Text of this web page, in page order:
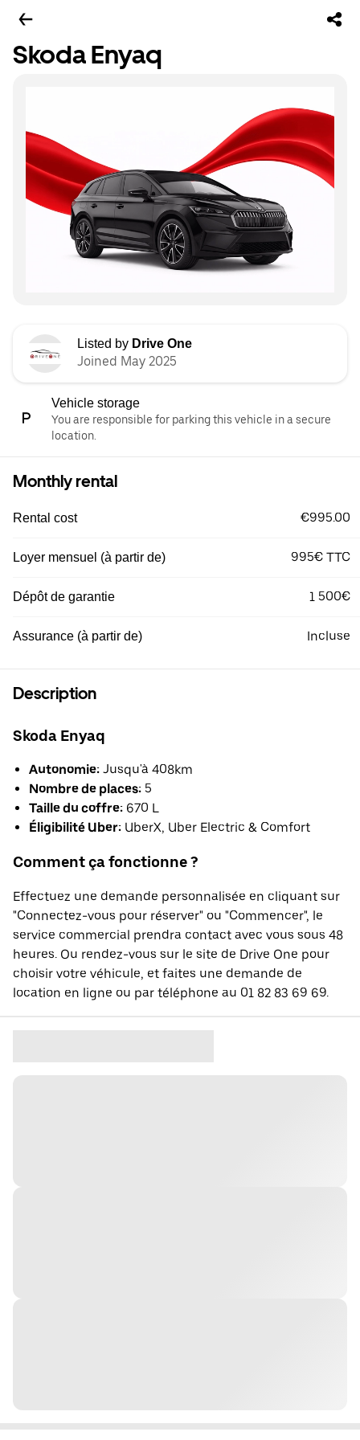
Skoda Enyaq
Listed by Drive One
Joined May 2025
Vehicle storage
You are responsible for parking this vehicle in a secure
location.
Monthly rental
Rental cost €995.00
Loyer mensuel (à partir de) 995€ TTC
Dépôt de garantie 1 500€
Assurance (à partir de) Incluse
Description
Skoda Enyaq
Autonomie: Jusqu'à 408km
Nombre de places: 5
Taille du coffre: 670 L
Éligibilité Uber: UberX, Uber Electric & Comfort
Comment ça fonctionne ?
Effectuez une demande personnalisée en cliquant sur
"Connectez-vous pour réserver" ou "Commencer", le
service commercial prendra contact avec vous sous 48
heures. Ou rendez-vous sur le site de Drive One pour
choisir votre véhicule, et faites une demande de
location en ligne ou par téléphone au 01 82 83 69 69.